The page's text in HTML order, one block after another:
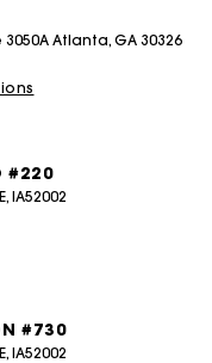
Atlanta, GA 30326
#220
IA52002
#730
IA52002